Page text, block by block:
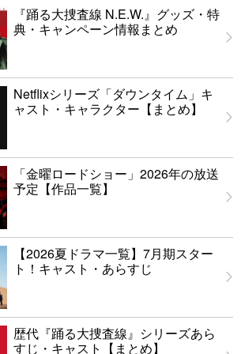
『踊る大捜査線 N.E.W.』グッズ・特
典・キャンペーン情報まとめ
Netflixシリーズ「ダウンタイム」キ
ャスト・キャラクター【まとめ】
「金曜ロードショー」2026年の放送
予定【作品一覧】
【2026夏ドラマ一覧】7月期スター
ト！キャスト・あらすじ
歴代『踊る大捜査線』シリーズあら
すじ・キャスト【まとめ】